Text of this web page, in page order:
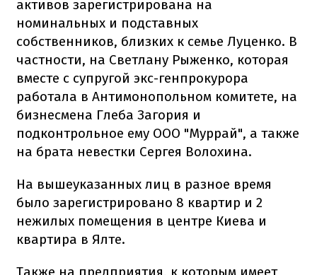
активов зарегистрирована на
номинальных и подставных
собственников, близких к семье Луценко. В
частности, на Светлану Рыженко, которая
вместе с супругой экс-генпрокурора
работала в Антимонопольном комитете, на
бизнесмена Глеба Загория и
подконтрольное ему ООО "Муррай", а также
на брата невестки Сергея Волохина.
На вышеуказанных лиц в разное время
было зарегистрировано 8 квартир и 2
нежилых помещения в центре Киева и
квартира в Ялте.
Также на предприятия, к которым имеет